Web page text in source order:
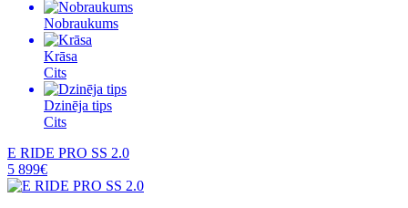
Nobraukums
Krāsa
Cits
Dzinēja tips
Cits
E RIDE PRO SS 2.0
5 899€